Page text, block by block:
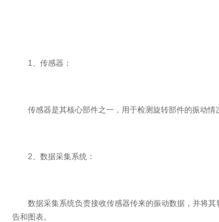
1、传感器：
传感器是其核心部件之一，用于检测旋转部件的振动情
2、数据采集系统：
数据采集系统负责接收传感器传来的振动数据，并将其
告和图表。